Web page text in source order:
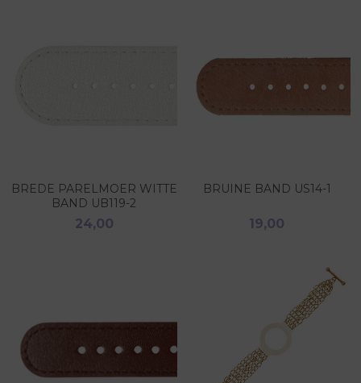
BREDE PARELMOER WITTE
BAND UB119-2
24,00
BRUINE BAND US14-1
19,00